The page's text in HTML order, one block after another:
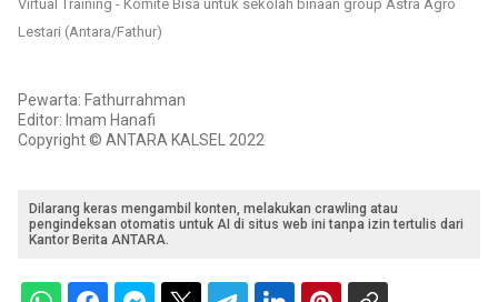
Virtual Training - Komite Bisa untuk sekolah binaan group Astra Agro
Lestari (Antara/Fathur)
Pewarta: Fathurrahman
Editor: Imam Hanafi
Copyright © ANTARA KALSEL 2022
Dilarang keras mengambil konten, melakukan crawling atau
pengindeksan otomatis untuk AI di situs web ini tanpa izin tertulis dari
Kantor Berita ANTARA.